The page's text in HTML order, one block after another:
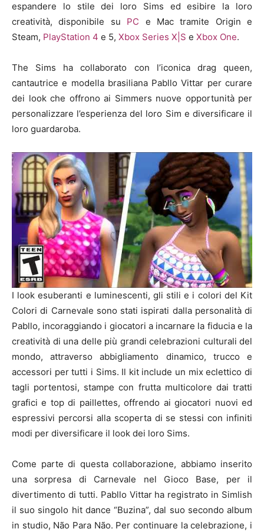
espandere lo stile dei loro Sims ed esibire la loro
creatività, disponibile su PC e Mac tramite Origin e
Steam, PlayStation 4 e 5, Xbox Series X|S e Xbox One.
The Sims ha collaborato con l’iconica drag queen,
cantautrice e modella brasiliana Pabllo Vittar per curare
dei look che offrono ai Simmers nuove opportunità per
personalizzare l’esperienza del loro Sim e diversificare il
loro guardaroba.
I look esuberanti e luminescenti, gli stili e i colori del Kit
Colori di Carnevale sono stati ispirati dalla personalità di
Pabllo, incoraggiando i giocatori a incarnare la fiducia e la
creatività di una delle più grandi celebrazioni culturali del
mondo, attraverso abbigliamento dinamico, trucco e
accessori per tutti i Sims. Il kit include un mix eclettico di
tagli portentosi, stampe con frutta multicolore dai tratti
grafici e top di paillettes, offrendo ai giocatori nuovi ed
espressivi percorsi alla scoperta di se stessi con infiniti
modi per diversificare il look dei loro Sims.
Come parte di questa collaborazione, abbiamo inserito
una sorpresa di Carnevale nel Gioco Base, per il
divertimento di tutti. Pabllo Vittar ha registrato in Simlish
il suo singolo hit dance “Buzina”, dal suo secondo album
in studio, Não Para Não. Per continuare la celebrazione, i